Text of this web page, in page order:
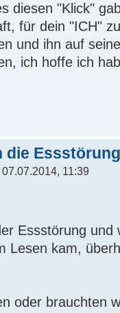
diesen "Klick"
für dein "ICH"
und ihn auf
ich hoffe ich
die Essstörung
07.07.2014, 11:39
Essstörung und
Lesen kam,
oder brauchten